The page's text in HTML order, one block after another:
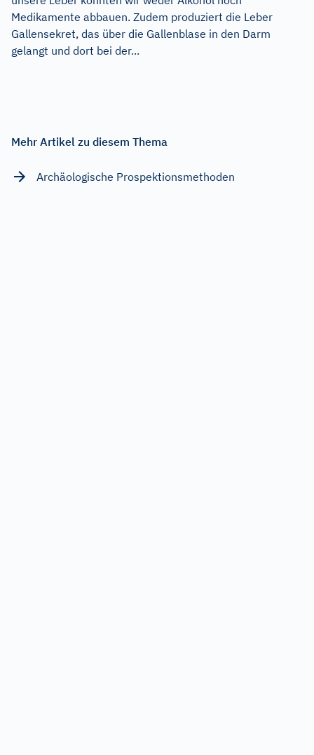
Medikamente abbauen. Zudem produziert die Leber
Gallensekret, das über die Gallenblase in den Darm
gelangt und dort bei der...
Mehr Artikel zu diesem Thema
Archäologische Prospektionsmethoden